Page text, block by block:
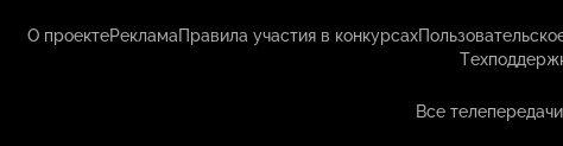
О проектеРекламаПравила участия в конкурсах
Все